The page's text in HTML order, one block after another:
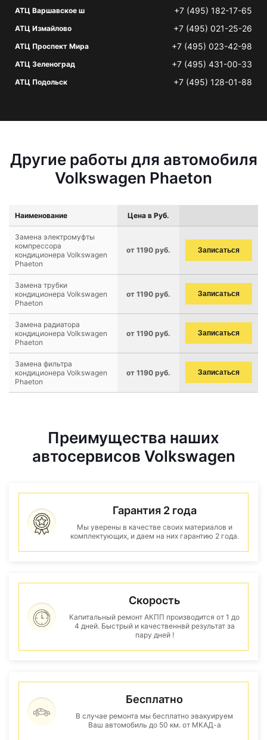
АТЦ Варшавское ш +7 (495) 182-17-65
АТЦ Измайлово +7 (495) 021-25-26
АТЦ Проспект Мира +7 (495) 023-42-98
АТЦ Зеленоград +7 (495) 431-00-33
АТЦ Подольск +7 (495) 128-01-88
Другие работы для автомобиля
Volkswagen Phaeton
Наименование Цена в Руб.
Замена электромуфты
компрессора
кондиционера Volkswagen
Phaeton
от 1190 руб. Записаться
Замена трубки
кондиционера Volkswagen
Phaeton
от 1190 руб. Записаться
Замена радиатора
кондиционера Volkswagen
Phaeton
от 1190 руб. Записаться
Замена фильтра
кондиционера Volkswagen
Phaeton
от 1190 руб. Записаться
Преимущества наших
автосервисов Volkswagen
Гарантия 2 года
Мы уверены в качестве своих материалов и
комплектующих, и даем на них гарантию 2 года.
Скорость
Капитальный ремонт АКПП производится от 1 до
4 дней. Быстрый и качественнвй результат за
пару дней !
Бесплатно
В случае ремонта мы бесплатно эвакуируем
Ваш автомобиль до 50 км. от МКАД-а